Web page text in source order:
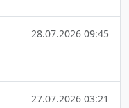
28.07.2026 09:45
27.07.2026 03:21